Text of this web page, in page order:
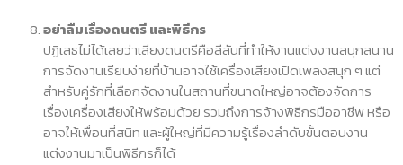
อย่าลืมเรื่องดนตรี และพิธีกร
ปฏิเสธไม่ได้เลยว่าเสียงดนตรีคือสีสันที่ทำให้งานแต่งงานสนุกสนาน
การจัดงานเรียบง่ายที่บ้านอาจใช้เครื่องเสียงเปิดเพลงสนุก ๆ แต่
สำหรับคู่รักที่เลือกจัดงานในสถานที่ขนาดใหญ่อาจต้องจัดการ
เรื่องเครื่องเสียงให้พร้อมด้วย รวมถึงการจ้างพิธีกรมืออาชีพ หรือ
อาจให้เพื่อนที่สนิท และผู้ใหญ่ที่มีความรู้เรื่องลำดับขั้นตอนงาน
แต่งงานมาเป็นพิธีกรก็ได้